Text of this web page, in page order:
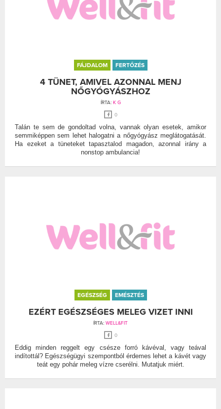
FÁJDALOM FERTŐZÉS
4 TÜNET, AMIVEL AZONNAL MENJ
NŐGYÓGYÁSZHOZ
ÍRTA: K G
0
Talán te sem de gondoltad volna, vannak olyan esetek, amikor
semmiképpen sem lehet halogatni a nőgyógyász meglátogatását.
Ha ezeket a tüneteket tapasztalod magadon, azonnal irány a
nonstop ambulancia!
EGÉSZSÉG EMÉSZTÉS
EZÉRT EGÉSZSÉGES MELEG VIZET INNI
ÍRTA: WELL&FIT
0
Eddig minden reggelt egy csésze forró kávéval, vagy teával
indítottál? Egészségügyi szempontból érdemes lehet a kávét vagy
teát egy pohár meleg vízre cserélni. Mutatjuk miért.